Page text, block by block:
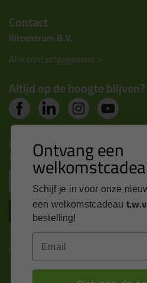
Contact
Kitcentrum B.V.
Alle contactgegevens >
Altijd op de hoogte blijven?
Nieuws, tips en exclusieve
inbox
Inschrijven
Kitcentrum is trots op:
Ontvang een
Schijf je in voor onze
een welkomstcadeau
bestelling!
Email